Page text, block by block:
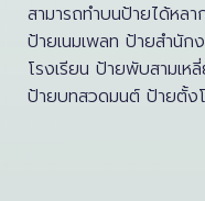
สามารถทำบนป้ายได้หลา
ป้ายเนมเพลท ป้ายสำนั
โรงเรียน ป้ายพับสามเ
ป้ายบทสวดมนต์ ป้ายตั้ง